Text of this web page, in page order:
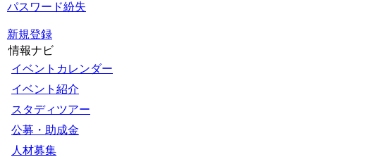
パスワード紛失
新規登録
情報ナビ
イベントカレンダー
イベント紹介
スタディツアー
公募・助成金
人材募集